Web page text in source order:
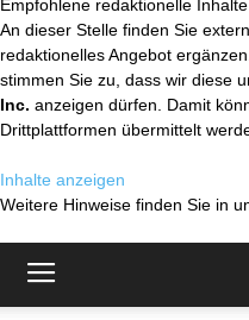
Empfohlene redaktionelle Inhalte
An dieser Stelle finden Sie
redaktionelles Angebot
stimmen Sie zu, dass wir diese
Inc. anzeigen dürfen. Damit
Drittplattformen übermittelt
Inhalte anzeigen
Weitere Hinweise finden Sie in